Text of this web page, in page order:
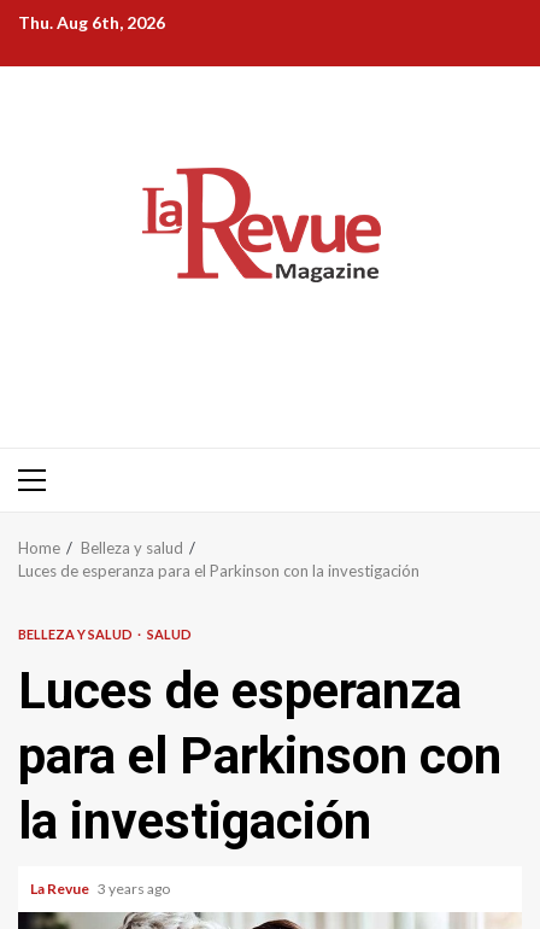
Skip
content
Thu. Aug 6th, 2026
Primary
Home
Belleza y salud
Luces de esperanza para el Parkinson con la investigación
BELLEZA Y SALUD SALUD
Luces de esperanza
para el Parkinson con
la investigación
La Revue 3 years ago